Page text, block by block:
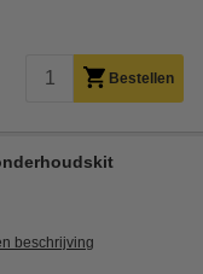
Bestellen
beschrijving